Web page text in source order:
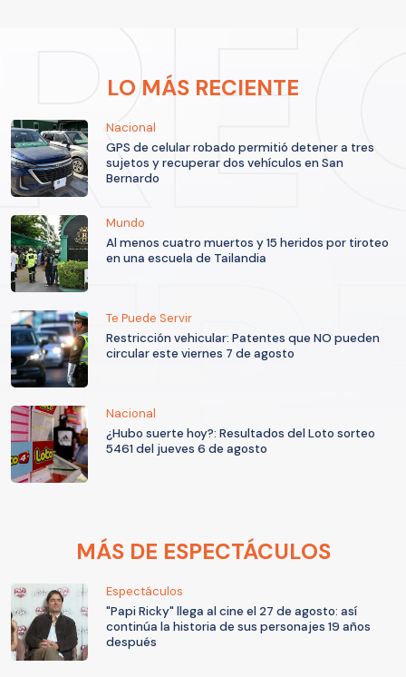
LO MÁS RECIENTE
Nacional
GPS de celular robado permitió detener a tres
sujetos y recuperar dos vehículos en San
Bernardo
Mundo
Al menos cuatro muertos y 15 heridos por tiroteo
en una escuela de Tailandia
Te Puede Servir
Restricción vehicular: Patentes que NO pueden
circular este viernes 7 de agosto
Nacional
¿Hubo suerte hoy?: Resultados del Loto sorteo
5461 del jueves 6 de agosto
MÁS DE ESPECTÁCULOS
Espectáculos
"Papi Ricky" llega al cine el 27 de agosto: así
continúa la historia de sus personajes 19 años
después